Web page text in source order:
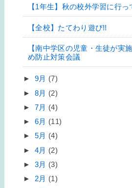
【1年生】秋の校外学習に行っ
【全校】たてわり遊び!!
【南中学区の児童・生徒が実
め防止対策会議
► 9月 (7)
► 8月 (2)
► 7月 (4)
► 6月 (11)
► 5月 (4)
► 4月 (2)
► 3月 (3)
► 2月 (1)